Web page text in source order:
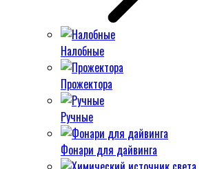
Налобные
Прожектора
Ручные
Фонари для дайвинга